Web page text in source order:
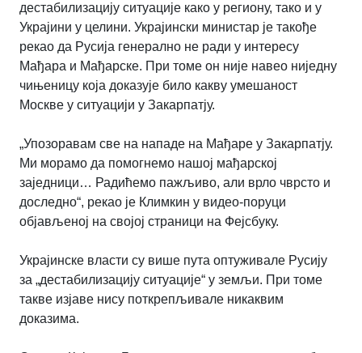
дестабилизацију ситуације како у региону, тако и у
Украјини у целини. Украјински министар је такође
рекао да Русија генерално не ради у интересу
Мађара и Мађарске. При томе он није навео ниједну
чињеницу која доказује било какву умешаност
Москве у ситуацији у Закарпатју.
„Упозоравам све на нападе на Мађаре у Закарпатју.
Ми морамо да помогнемо нашој мађарској
заједници… Радићемо пажљиво, али врло чврсто и
доследно“, рекао је Климкин у видео-поруци
објављеној на својој страници на Фејсбуку.
Украјинске власти су више пута оптуживале Русију
за „дестабилизацију ситуације“ у земљи. При томе
такве изјаве нису поткрепљивале никаквим
доказима.